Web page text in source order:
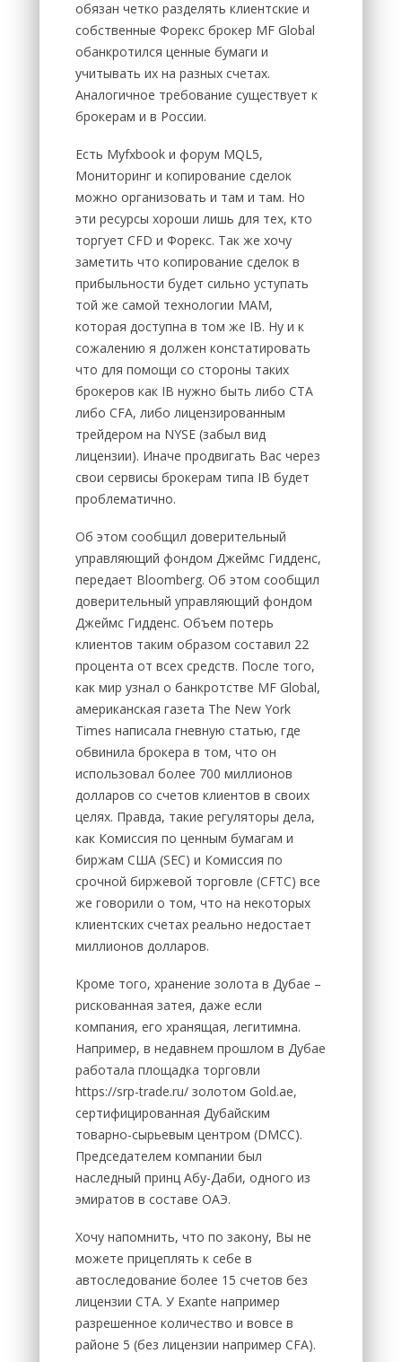
обязан четко разделять клиентские и
собственные Форекс брокер MF Global
обанкротился ценные бумаги и
учитывать их на разных счетах.
Аналогичное требование существует к
брокерам и в России.
Есть Myfxbook и форум MQL5,
Мониторинг и копирование сделок
можно организовать и там и там. Но
эти ресурсы хороши лишь для тех, кто
торгует CFD и Форекс. Так же хочу
заметить что копирование сделок в
прибыльности будет сильно уступать
той же самой технологии МАМ,
которая доступна в том же IB. Ну и к
сожалению я должен констатировать
что для помощи со стороны таких
брокеров как IB нужно быть либо CTA
либо CFA, либо лицензированным
трейдером на NYSE (забыл вид
лицензии). Иначе продвигать Вас через
свои сервисы брокерам типа IB будет
проблематично.
Об этом сообщил доверительный
управляющий фондом Джеймс Гидденс,
передает Bloomberg. Об этом сообщил
доверительный управляющий фондом
Джеймс Гидденс. Объем потерь
клиентов таким образом составил 22
процента от всех средств. После того,
как мир узнал о банкротстве MF Global,
американская газета The New York
Times написала гневную статью, где
обвинила брокера в том, что он
использовал более 700 миллионов
долларов со счетов клиентов в своих
целях. Правда, такие регуляторы дела,
как Комиссия по ценным бумагам и
биржам США (SEC) и Комиссия по
срочной биржевой торговле (CFTC) все
же говорили о том, что на некоторых
клиентских счетах реально недостает
миллионов долларов.
Кроме того, хранение золота в Дубае –
рискованная затея, даже если
компания, его хранящая, легитимна.
Например, в недавнем прошлом в Дубае
работала площадка торговли
https://srp-trade.ru/ золотом Gold.ae,
сертифицированная Дубайским
товарно-сырьевым центром (DMCC).
Председателем компании был
наследный принц Абу-Даби, одного из
эмиратов в составе ОАЭ.
Хочу напомнить, что по закону, Вы не
можете прицеплять к себе в
автоследование более 15 счетов без
лицензии CTA. У Exante например
разрешенное количество и вовсе в
районе 5 (без лицензии например CFA).